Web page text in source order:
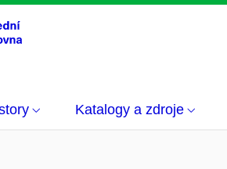
Katalogy a zdroje